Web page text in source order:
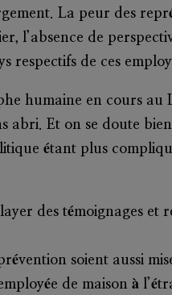
La peur des
l’absence de
respectifs de ces
humaine en cours au
abri. Et on se doute
étant plus
des témoignages et
soient aussi
de maison à